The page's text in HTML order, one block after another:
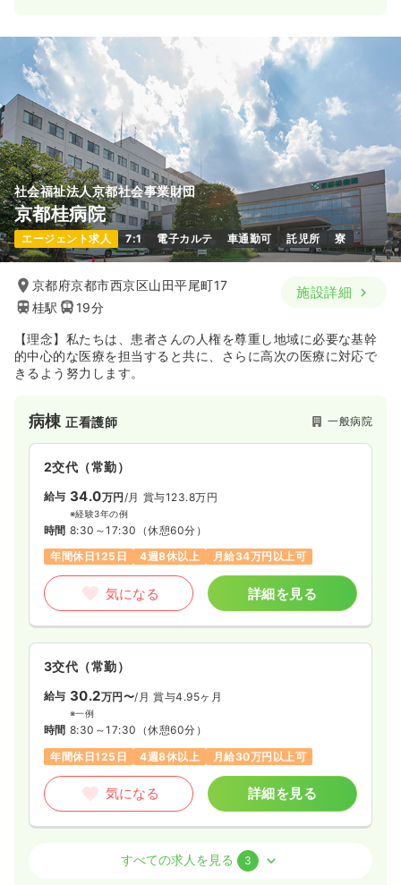
給与 23.6 万円〜 賞与2.5ヶ月
※経験3年の例
時間 8:30～17:30 （休憩60分）
土日祝休み
月給34万円以上可
気になる 詳細を見る
外来正・准看護師 一般病院
日勤のみ（パート） 一時募集休止
給与 時給1,240円〜
時間 8:30～12:30
気になる 詳細を見る
社会福祉法人京都社会事業財団
京都桂病院
エージェント求人 7:1 電子カルテ 車通勤可 託児所 寮
京都府京都市西京区山田平尾町17
桂駅
19分
施設詳細
【理念】私たちは、患者さんの人権を尊重し地域に必要な基幹
的中心的な医療を担当すると共に、さらに高次の医療に対応で
きるよう努力します。
病棟正看護師 一般病院
2交代（常勤）
給与 34.0万円/月 賞与123.8万円
※経験3年の例
時間 8:30～17:30 （休憩60分）
年間休日125日
4週8休以上 月給34万円以上可
気になる 詳細を見る
3交代（常勤）
給与 30.2万円〜/月 賞与4.95ヶ月
※一例
時間 8:30～17:30 （休憩60分）
年間休日125日
4週8休以上 月給30万円以上可
気になる 詳細を見る
オペ室(手術室)正看護師
すべての求人を見る 3